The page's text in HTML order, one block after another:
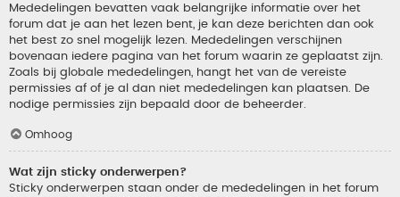
Mededelingen bevatten vaak belangrijke informatie over het
forum dat je aan het lezen bent, je kan deze berichten dan ook
het best zo snel mogelijk lezen. Mededelingen verschijnen
bovenaan iedere pagina van het forum waarin ze geplaatst zijn.
Zoals bij globale mededelingen, hangt het van de vereiste
permissies af of je al dan niet mededelingen kan plaatsen. De
nodige permissies zijn bepaald door de beheerder.
Omhoog
Wat zijn sticky onderwerpen?
Sticky onderwerpen staan onder de mededelingen in het forum